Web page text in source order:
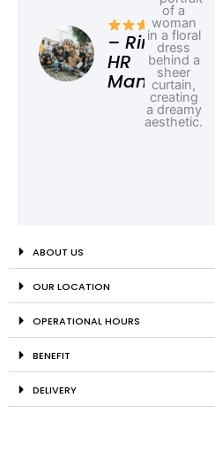
– Rina,
HR
Manager
ABOUT US
OUR LOCATION
OPERATIONAL HOURS
BENEFIT
DELIVERY